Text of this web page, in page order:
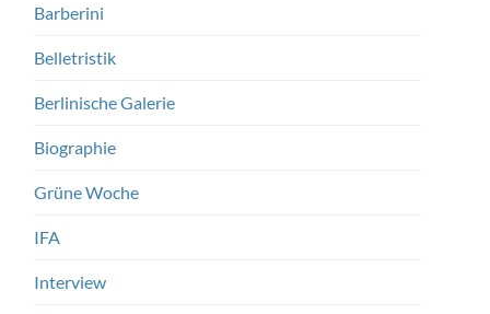
Barberini
Belletristik
Berlinische Galerie
Biographie
Grüne Woche
IFA
Interview